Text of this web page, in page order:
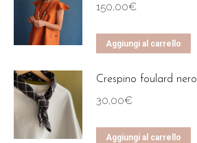
150,00€
Aggiungi al carrello
Crespino foulard nero
30,00€
Aggiungi al carrello